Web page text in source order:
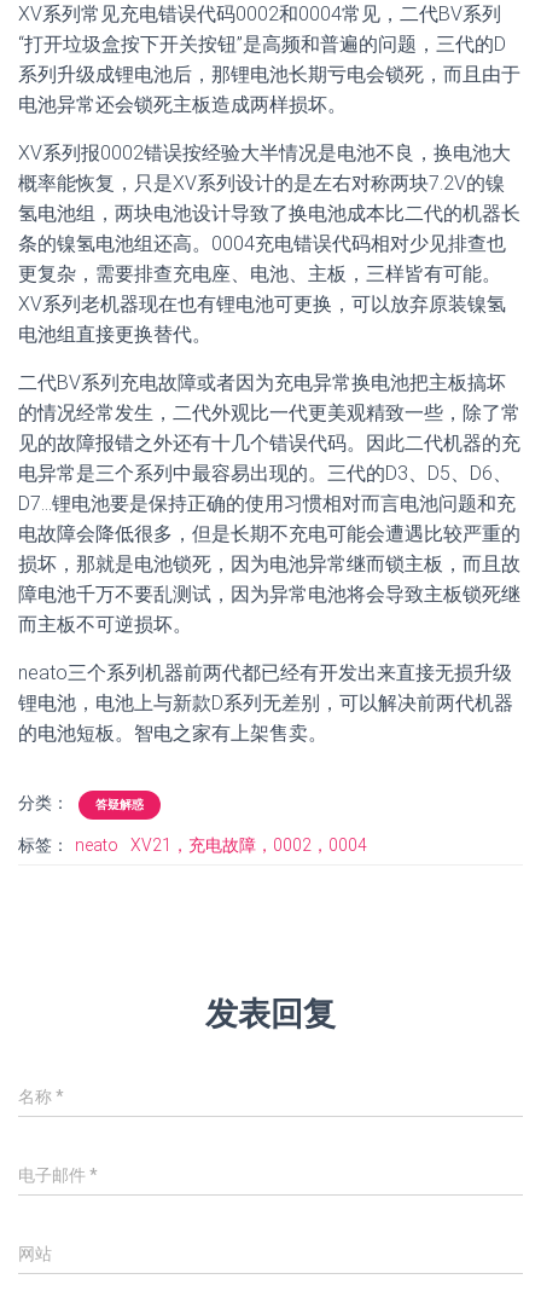
XV系列常见充电错误代码0002和0004常见，二代BV系列
“打开垃圾盒按下开关按钮”是高频和普遍的问题，三代的D
系列升级成锂电池后，那锂电池长期亏电会锁死，而且由于
电池异常还会锁死主板造成两样损坏。
XV系列报0002错误按经验大半情况是电池不良，换电池大
概率能恢复，只是XV系列设计的是左右对称两块7.2V的镍
氢电池组，两块电池设计导致了换电池成本比二代的机器长
条的镍氢电池组还高。0004充电错误代码相对少见排查也
更复杂，需要排查充电座、电池、主板，三样皆有可能。
XV系列老机器现在也有锂电池可更换，可以放弃原装镍氢
电池组直接更换替代。
二代BV系列充电故障或者因为充电异常换电池把主板搞坏
的情况经常发生，二代外观比一代更美观精致一些，除了常
见的故障报错之外还有十几个错误代码。因此二代机器的充
电异常是三个系列中最容易出现的。三代的D3、D5、D6、
D7…锂电池要是保持正确的使用习惯相对而言电池问题和充
电故障会降低很多，但是长期不充电可能会遭遇比较严重的
损坏，那就是电池锁死，因为电池异常继而锁主板，而且故
障电池千万不要乱测试，因为异常电池将会导致主板锁死继
而主板不可逆损坏。
neato三个系列机器前两代都已经有开发出来直接无损升级
锂电池，电池上与新款D系列无差别，可以解决前两代机器
的电池短板。智电之家有上架售卖。
分类： 答疑解惑
标签： neato XV21，充电故障，0002，0004
发表回复
名称*
电子邮件 *
网站